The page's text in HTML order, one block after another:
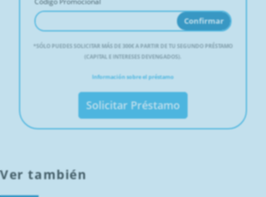
Confirmar
* SÓLO PUEDES SOLICITAR MÁS DE 300€ A PARTIR DE TU SEGUNDO PRÉSTAMO
(CAPITAL E INTERESES DEVENGADOS).
Información sobre el préstamo
Solicitar Préstamo
Ver también